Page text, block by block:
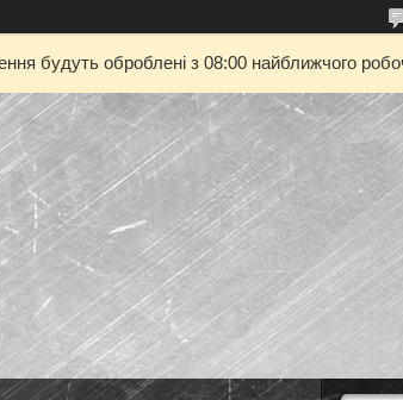
будуть оброблені з 08:00 найближчого